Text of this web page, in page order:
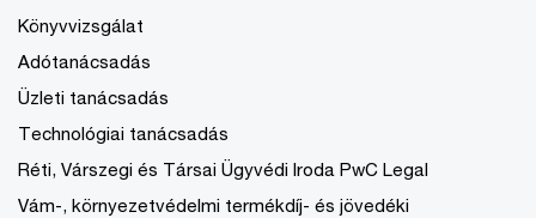
Könyvvizsgálat
Adótanácsadás
Üzleti tanácsadás
Technológiai tanácsadás
Réti, Várszegi és Társai Ügyvédi Iroda PwC Legal
Vám-, környezetvédelmi termékdíj- és jövedéki